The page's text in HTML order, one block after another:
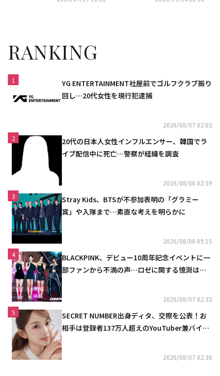
RANKING
1
YG ENTERTAINMENT社屋前でゴルフクラブ振り
回し…20代女性を現行犯逮捕
2026/08/07 02:02
2
20代の日本人女性インフルエンサー、韓国でラ
イブ配信中に死亡…警察が経緯を調査
2026/08/06 02:59
3
Stray Kids、BTSが不参加表明の「グラミー
賞」や入隊まで…素直な考えを明らかに
2026/08/06 09:15
4
BLACKPINK、デビュー10周年記念イベントに一
部ファンから不満の声…ロゼに関する憶測は否
2026/08/07 02:32
5
SECRET NUMBER出身ディタ、交際を公表！お
相手は登録者137万人超えのYouTuber兼バイオ
2026/08/07 02:38